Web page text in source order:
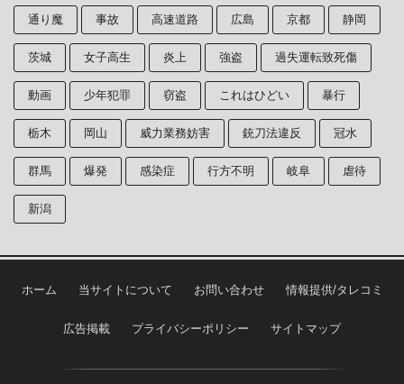
通り魔 事故 高速道路 広島 京都 静岡
茨城 女子高生 炎上 強盗 過失運転致死傷
動画 少年犯罪 窃盗 これはひどい 暴行
栃木 岡山 威力業務妨害 銃刀法違反 冠水
群馬 爆発 感染症 行方不明 岐阜 虐待
新潟
ホーム 当サイトについて お問い合わせ 情報提供/タレコミ
広告掲載 プライバシーポリシー サイトマップ